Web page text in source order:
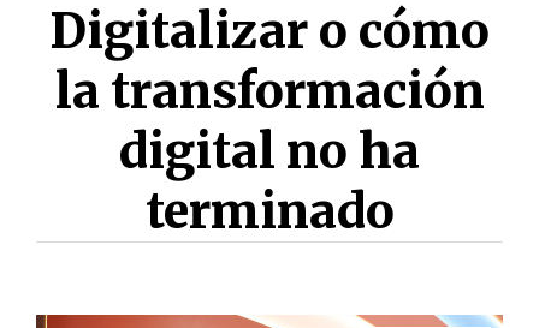
Digitalizar o cómo
la transformación
digital no ha
terminado